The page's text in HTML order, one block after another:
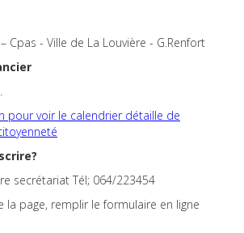
Cpas - Ville de La Louvière - G.Renfort
pour voir le calendrier détaille de
secrétariat Tél; 064/223454
la page, remplir le formulaire en ligne